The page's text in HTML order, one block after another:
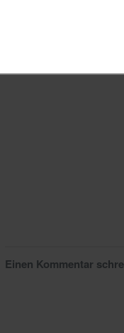
Einen Kommentar